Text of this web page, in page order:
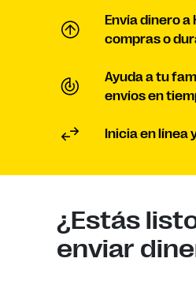
Envía dinero a
compras o
Ayuda a tu
envíos en
Inicia en línea
¿Estás
enviar